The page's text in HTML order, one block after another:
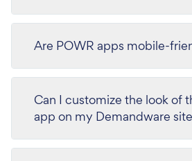
Are POWR apps mobile-
Can I customize the look of
app on my Demandware